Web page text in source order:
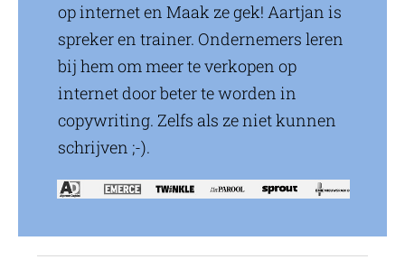
op internet en Maak ze gek! Aartjan is
spreker en trainer. Ondernemers leren
bij hem om meer te verkopen op
internet door beter te worden in
copywriting. Zelfs als ze niet kunnen
schrijven ;-).